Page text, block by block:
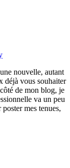
nouvelle, autant
déjà vous souhaiter
de mon blog, je
va un peu
mes tenues,